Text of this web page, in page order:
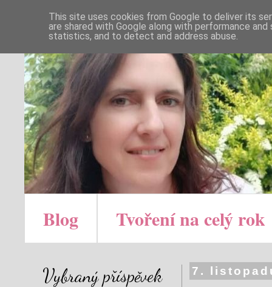
Blog Tvoření na celý rok
7.
Vybraný příspěvek
This site uses cookies from Google to deliver its
are shared with Google along with performance
statistics, and to detect and address abuse.